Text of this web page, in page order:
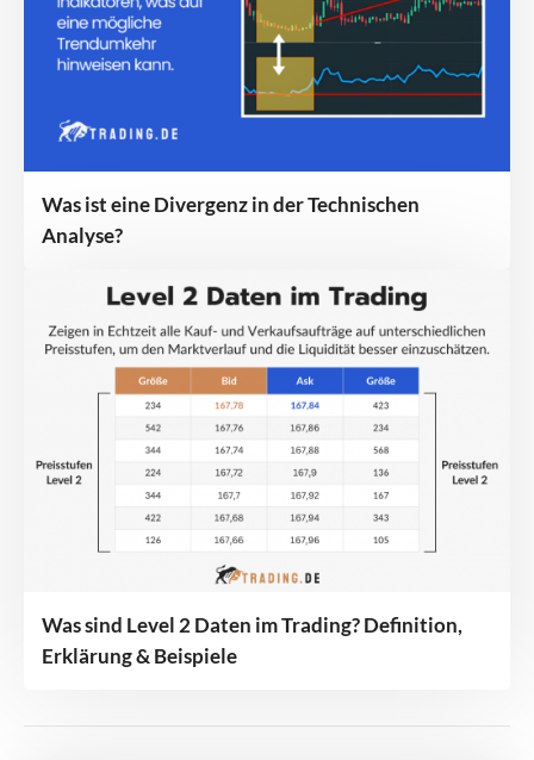
Was ist eine Divergenz in der Technischen
Analyse?
Was sind Level 2 Daten im Trading? Definition,
Erklärung & Beispiele